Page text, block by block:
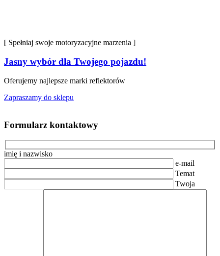
[ Spełniaj swoje motoryzacyjne marzenia ]
Jasny wybór dla Twojego pojazdu!
Oferujemy najlepsze marki reflektorów
Zapraszamy do sklepu
Formularz kontaktowy
imię i nazwisko
e-mail
Temat
Twoja